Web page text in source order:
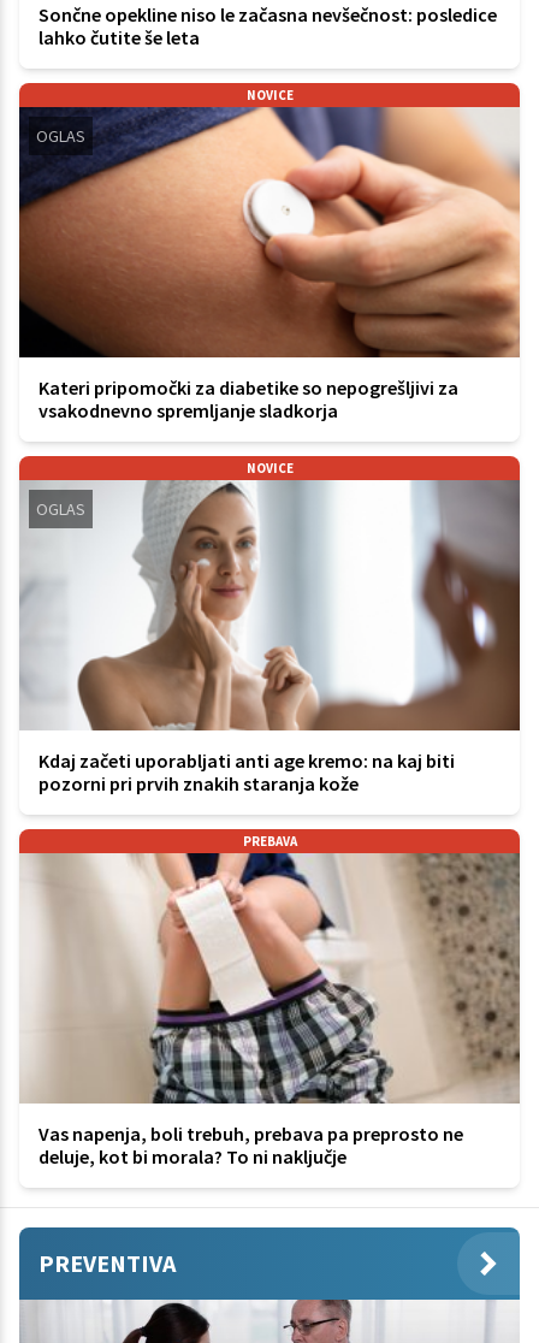
Sončne opekline niso le začasna nevšečnost: posledice
lahko čutite še leta
NOVICE
OGLAS
Kateri pripomočki za diabetike so nepogrešljivi za
vsakodnevno spremljanje sladkorja
NOVICE
OGLAS
Kdaj začeti uporabljati anti age kremo: na kaj biti
pozorni pri prvih znakih staranja kože
PREBAVA
Vas napenja, boli trebuh, prebava pa preprosto ne
deluje, kot bi morala? To ni naključje
PREVENTIVA